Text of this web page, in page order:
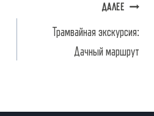
ДАЛЕЕ
Трамвайная экскурсия:
Дачный маршрут